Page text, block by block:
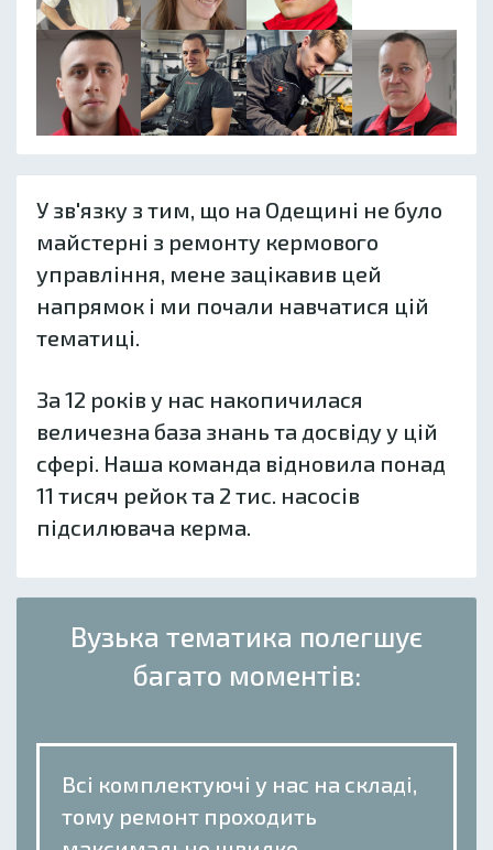
У зв'язку з тим, що на Одещині не було
майстерні з ремонту кермового
управління, мене зацікавив цей
напрямок і ми почали навчатися цій
тематиці.
За 12 років у нас накопичилася
величезна база знань та досвіду у цій
сфері. Наша команда відновила понад
11 тисяч рейок та 2 тис. насосів
підсилювача керма.
Вузька тематика полегшує
багато моментів:
Всі комплектуючі у нас на складі,
тому ремонт проходить